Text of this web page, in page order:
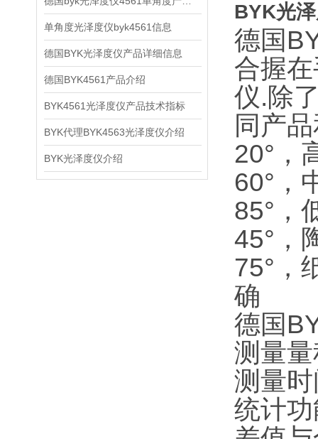
单角度光泽度仪byk4561信息
德国BYK光泽度仪产品详细信息
德国BYK4561产品介绍
BYK4561光泽度仪产品技术指标
BYK代理BYK4563光泽度仪介绍
BYK光泽度仪介绍
BYK光
德国
合握
仪.除
同产
20°，
60°，
85°，
45°，
75°，
确
德国
测量
测量
统计